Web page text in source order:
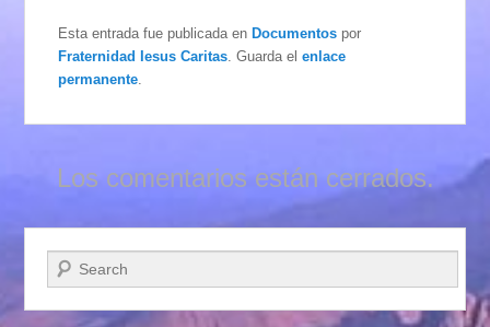
Esta entrada fue publicada enDocumentos por
Fraternidad Iesus Caritas . Guarda elenlace
permanente
Los comentarios están cerrados.
Buscar